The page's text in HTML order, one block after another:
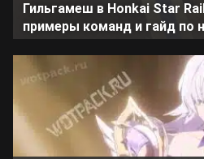
Гильгамеш в Honkai Star
примеры команд и гайд по